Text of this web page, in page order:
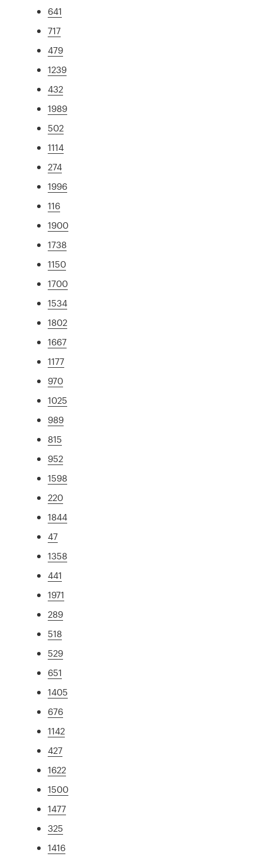
641
717
479
1239
432
1989
502
1114
274
1996
116
1900
1738
1150
1700
1534
1802
1667
1177
970
1025
989
815
952
1598
220
1844
47
1358
441
1971
289
518
529
651
1405
676
1142
427
1622
1500
1477
325
1416